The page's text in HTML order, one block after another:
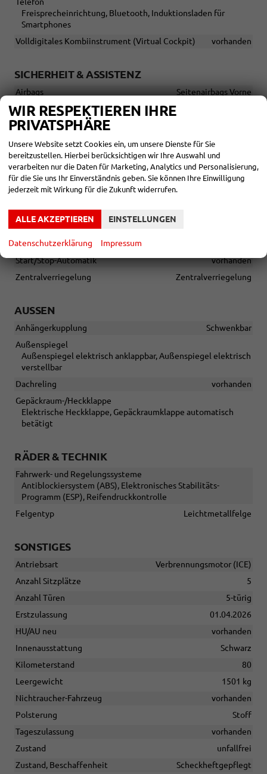
Telefon
Freisprecheinrichtung, Bluetooth, Induktionsladen für
Smartphones
Volldigitales Kombiinstrument (Virtual Cockpit)
vorhanden
SICHERHEIT & ASSISTENZ
Airbags
Seitenairbags Vorne
Assistenzsysteme
Tempomat, Tempomat mit Lenkradkontrolle,
Abstandstempomat adaptiv (ACC), Notrufsystem
Diebstahl-Alarmanlage
vorhanden
Einparkhilfe
Park Distance Control vorne, Park Distance Control hinten,
Rückfahrkamera
Lichttechnik
LED Scheinwerfer
Start/Stop-Automatik
vorhanden
Zentralverriegelung
Zentralverriegelung
AUSSEN
Anhängerkupplung
Schwenkbar
Außenspiegel
Außenspiegel elektrisch anklappbar, Außenspiegel elektrisch
verstellbar
Dachreling
vorhanden
Gepäckraum-/Heckklappe
Elektrische Heckklappe, Gepäckraumklappe automatisch
betätigt
RÄDER & TECHNIK
Fahrwerk- und Regelungssysteme
Antiblockiersystem (ABS), Elektronisches Stabilitäts-
Programm (ESP), Reifendruckkontrolle
Felgentyp
Leichtmetallfelge
SONSTIGES
Antriebsart
Verbrennungsmotor (ICE)
Anzahl Sitzplätze
5
Anzahl Türen
5-türig
Erstzulassung
01.04.2026
HU/AU neu
vorhanden
Innenausstattung
Schwarz
Kilometerstand
80
Leergewicht
1501 kg
Nichtraucher-Fahrzeug
vorhanden
Polsterung
Stoff
Tageszulassung
vorhanden
Zustand
unfallfrei
Zustand, Beschaffenheit
Scheckheftgepflegt
WIR RESPEKTIEREN IHRE
PRIVATSPHÄRE
Unsere Website setzt Cookies ein, um unsere Dienste für Sie
bereitzustellen. Hierbei berücksichtigen wir Ihre Auswahl und
verarbeiten nur die Daten für Marketing, Analytics und Personalisierung,
für die Sie uns Ihr Einverständnis geben. Sie können Ihre Einwilligung
jederzeit mit Wirkung für die Zukunft widerrufen.
ALLE AKZEPTIEREN EINSTELLUNGEN
Datenschutzerklärung Impressum